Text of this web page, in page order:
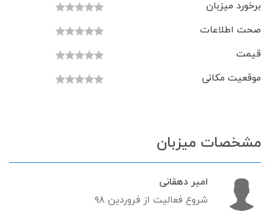
برخورد میزبان
صحت اطلاعات
قیمت
موقعیت مکانی
مشخصات میزبان
امیر دهقانی
شروع فعالیت از فروردین ۹۸